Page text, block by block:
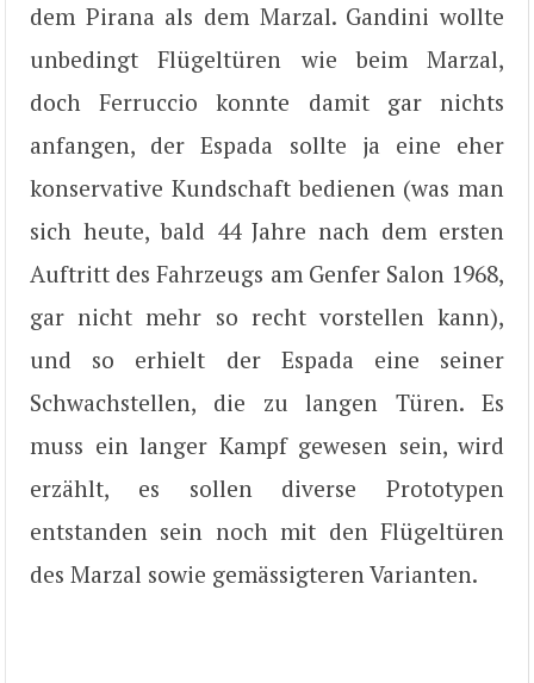
dem Pirana als dem Marzal. Gandini wollte
unbedingt Flügeltüren wie beim Marzal,
doch Ferruccio konnte damit gar nichts
anfangen, der Espada sollte ja eine eher
konservative Kundschaft bedienen (was man
sich heute, bald 44 Jahre nach dem ersten
Auftritt des Fahrzeugs am Genfer Salon 1968,
gar nicht mehr so recht vorstellen kann),
und so erhielt der Espada eine seiner
Schwachstellen, die zu langen Türen. Es
muss ein langer Kampf gewesen sein, wird
erzählt, es sollen diverse Prototypen
entstanden sein noch mit den Flügeltüren
des Marzal sowie gemässigteren Varianten.